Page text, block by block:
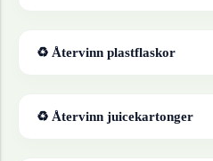
♻ Återvinn plastflaskor
♻ Återvinn juicekartonger